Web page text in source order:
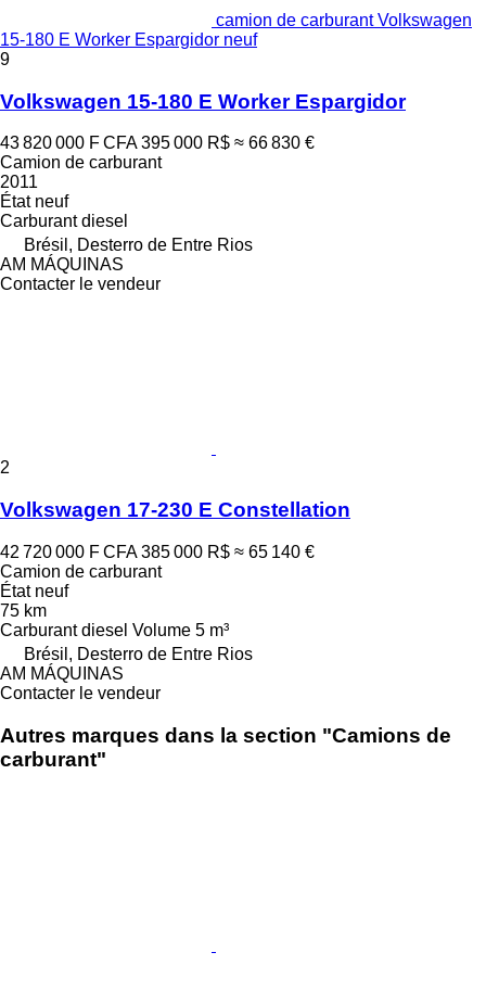
camion de carburant Volkswagen
15-180 E Worker Espargidor neuf
9
Volkswagen 15-180 E Worker Espargidor
43 820 000 F CFA 395 000 R$ ≈ 66 830 €
Camion de carburant
2011
Étatneuf
Carburant diesel
Brésil, Desterro de Entre Rios
AM MÁQUINAS
Contacter le vendeur
2
Volkswagen 17-230 E Constellation
42 720 000 F CFA 385 000 R$ ≈ 65 140 €
Camion de carburant
Étatneuf
75 km
Carburant diesel Volume 5 m³
Brésil, Desterro de Entre Rios
AM MÁQUINAS
Contacter le vendeur
Autres marques dans la section "Camions de
carburant"